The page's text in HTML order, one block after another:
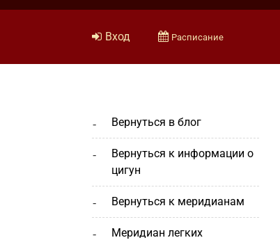
Вход Расписание
вернуться в блог
вернуться к информации о
цигун
вернуться к меридианам
меридиан легких